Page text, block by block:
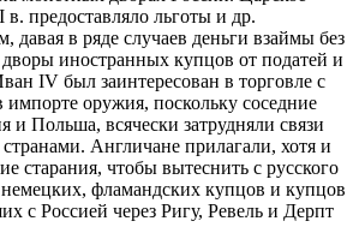
предоставляло льготы и др.
давая в ряде случаев деньги взаймы без
иностранных купцов от податей и
IV был заинтересован в торговле с
оружия, поскольку соседние
и Польша, всячески затрудняли связи
Англичане прилагали, хотя и
старания, чтобы вытеснить с русского
фламандских купцов и купцов
с Россией через Ригу, Ревель и Дерпт